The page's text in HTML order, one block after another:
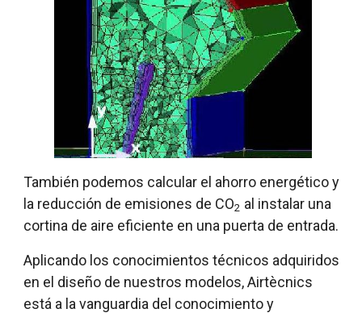
También podemos calcular el ahorro energético y
la reducción de emisiones de CO2 al instalar una
cortina de aire eficiente en una puerta de entrada.
Aplicando los conocimientos técnicos adquiridos
en el diseño de nuestros modelos, Airtècnics
está a la vanguardia del conocimiento y